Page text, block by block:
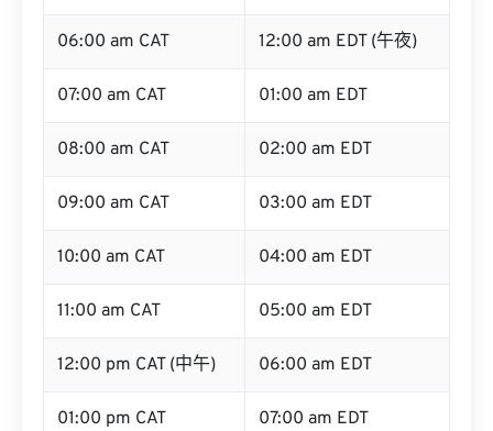
06:00 am CAT 12:00 am EDT (午夜)
07:00 am CAT 01:00 am EDT
08:00 am CAT 02:00 am EDT
09:00 am CAT 03:00 am EDT
10:00 am CAT 04:00 am EDT
11:00 am CAT 05:00 am EDT
12:00 pm CAT (中午) 06:00 am EDT
01:00 pm CAT 07:00 am EDT